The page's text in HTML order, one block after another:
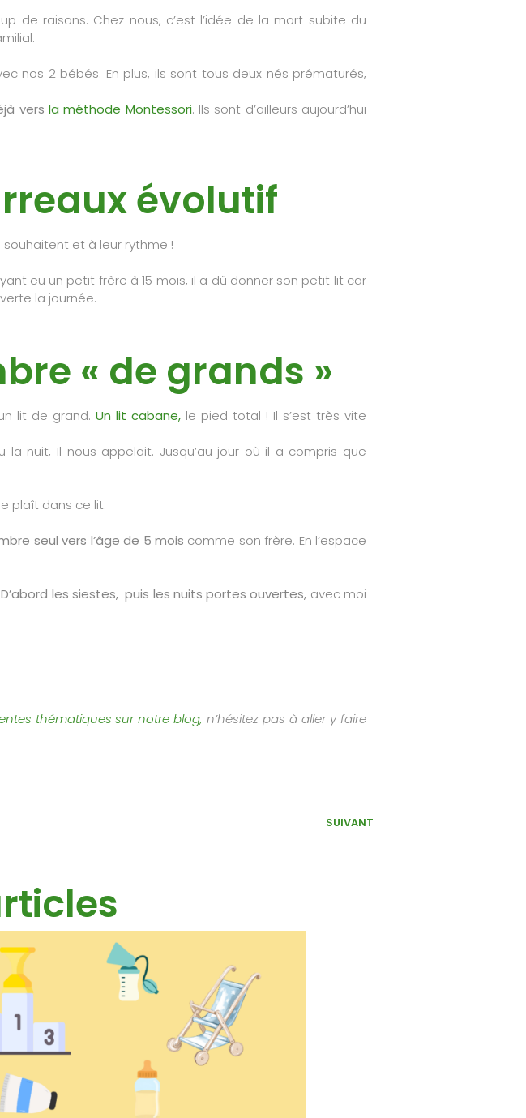
de raisons. Chez nous, c’est l’idée de la mort subite du
nos 2 bébés. En plus, ils sont tous deux nés prématurés,
versla méthode Montessori. Ils sont d’ailleurs aujourd’hui
évolutif
souhaitent et à leur rythme !
eu un petit frère à 15 mois, il a dû donner son petit lit car
la journée.
« de grands »
lit de grand. Un lit cabane, le pied total ! Il s’est très vite
nuit, Il nous appelait. Jusqu’au jour où il a compris que
plaît dans ce lit.
seul vers l’âge de 5 mois comme son frère. En l’espace
D’abord les siestes, puis les nuits portes ouvertes, avec moi
thématiques sur notre blog, n’hésitez pas à aller y faire
SUIVANT